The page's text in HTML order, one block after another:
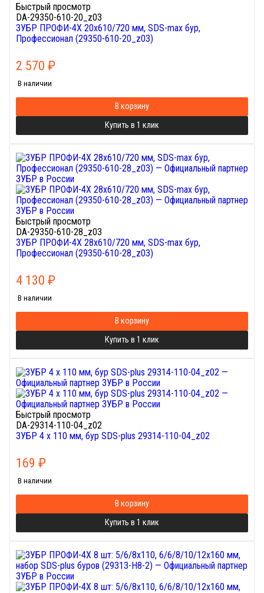
Быстрый просмотр
DA-29350-610-20_z03
ЗУБР ПРОФИ-4Х 20x610/720 мм, SDS-max бур,
Профессионал (29350-610-20_z03)
2 570 ₽
В наличии
В корзину
Купить в 1 клик
Быстрый просмотр
DA-29350-610-28_z03
ЗУБР ПРОФИ-4Х 28x610/720 мм, SDS-max бур,
Профессионал (29350-610-28_z03)
4 130 ₽
В наличии
В корзину
Купить в 1 клик
Быстрый просмотр
DA-29314-110-04_z02
ЗУБР 4 x 110 мм, бур SDS-plus 29314-110-04_z02
169 ₽
В наличии
В корзину
Купить в 1 клик